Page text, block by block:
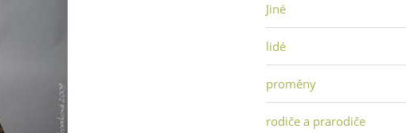
Jiné
lidé
proměny
rodiče a prarodiče